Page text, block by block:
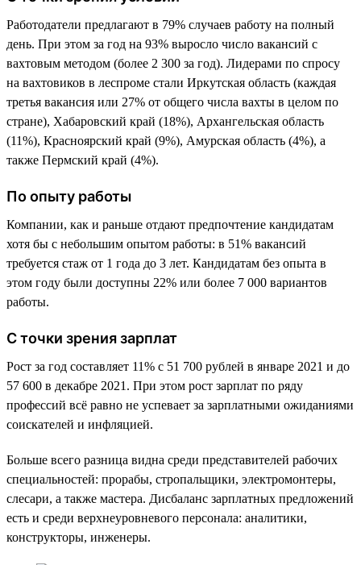
Работодатели предлагают в 79% случаев работу на полный
день. При этом за год на 93% выросло число вакансий с
вахтовым методом (более 2 300 за год). Лидерами по спросу
на вахтовиков в леспроме стали Иркутская область (каждая
третья вакансия или 27% от общего числа вахты в целом по
стране), Хабаровский край (18%), Архангельская область
(11%), Красноярский край (9%), Амурская область (4%), а
также Пермский край (4%).
По опыту работы
Компании, как и раньше отдают предпочтение кандидатам
хотя бы с небольшим опытом работы: в 51% вакансий
требуется стаж от 1 года до 3 лет. Кандидатам без опыта в
этом году были доступны 22% или более 7 000 вариантов
работы.
С точки зрения зарплат
Рост за год составляет 11% с 51 700 рублей в январе 2021 и до
57 600 в декабре 2021. При этом рост зарплат по ряду
профессий всё равно не успевает за зарплатными ожиданиями
соискателей и инфляцией.
Больше всего разница видна среди представителей рабочих
специальностей: прорабы, стропальщики, электромонтеры,
слесари, а также мастера. Дисбаланс зарплатных предложений
есть и среди верхнеуровневого персонала: аналитики,
конструкторы, инженеры.